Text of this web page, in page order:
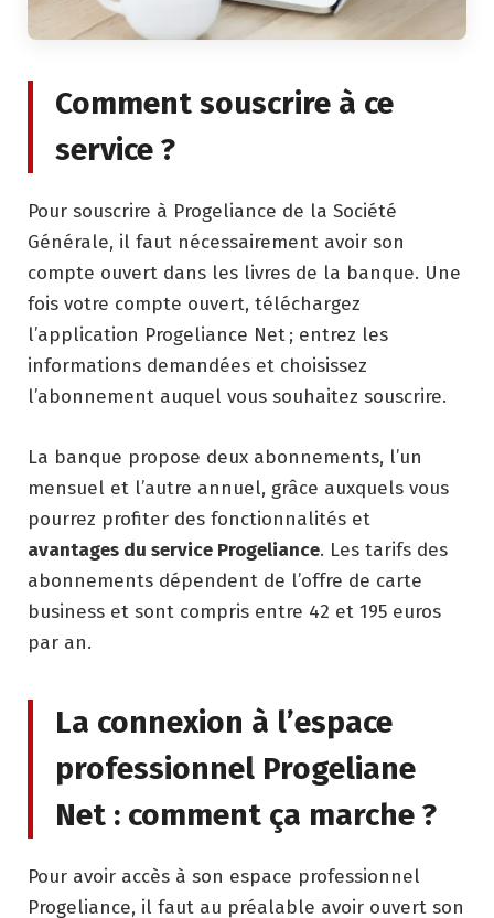
Comment souscrire à ce
service ?
Pour souscrire à Progeliance de la Société
Générale, il faut nécessairement avoir son
compte ouvert dans les livres de la banque. Une
fois votre compte ouvert, téléchargez
l’application Progeliance Net ; entrez les
informations demandées et choisissez
l’abonnement auquel vous souhaitez souscrire.
La banque propose deux abonnements, l’un
mensuel et l’autre annuel, grâce auxquels vous
pourrez profiter des fonctionnalités et
avantages du service Progeliance. Les tarifs des
abonnements dépendent de l’offre de carte
business et sont compris entre 42 et 195 euros
par an.
La connexion à l’espace
professionnel Progeliane
Net : comment ça marche ?
Pour avoir accès à son espace professionnel
Progeliance, il faut au préalable avoir ouvert son